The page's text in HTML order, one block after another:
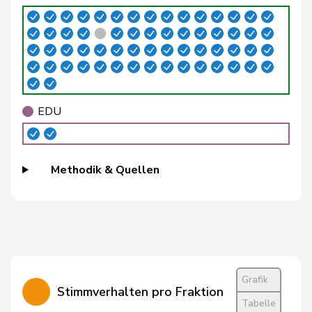
Bühler
Manfred SVP V
Bulliard-
Marbach
Christine Mitte M-E
Burgherr Thomas SVP V
AG
Bürgi
Roman SVP V
SZ
Chappuis
M-E
EDU
Methodik & Quellen
Stimmverhalten pro Fraktion
Grafik
Tabelle